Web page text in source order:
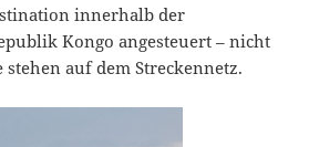
innerhalb der
Kongo angesteuert – nicht
stehen auf dem Streckennetz.